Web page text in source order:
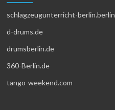
schlagzeugunterricht-berlin.berlin
d-drums.de
drumsberlin.de
360-Berlin.de
tango-weekend.com